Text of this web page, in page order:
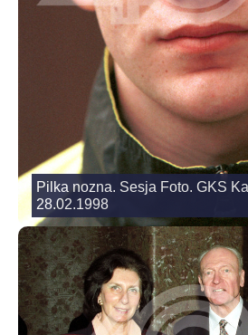
Pilka nozna. Sesja Foto. GKS
28.02.1998